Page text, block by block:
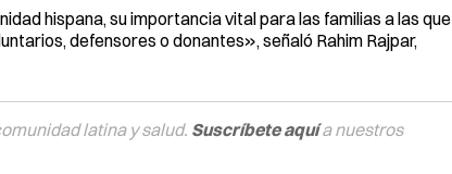
hispana, su importancia vital para las familias a las que
defensores o donantes», señaló Rahim Rajpar,
latina y salud. Suscríbete aquía nuestros